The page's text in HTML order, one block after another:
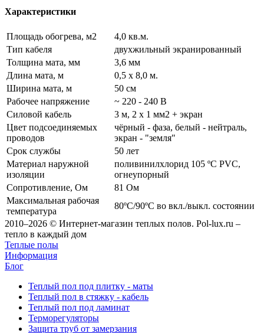
Характеристики
Площадь обогрева, м2
4,0 кв.м.
Тип кабеля
двухжильный экранированный
Толщина мата, мм
3,6 мм
Длина мата, м
0,5 х 8,0 м.
Ширина мата, м
50 см
Рабочее напряжение
~ 220 - 240 В
Силовой кабель
3 м, 2 х 1 мм2 + экран
Цвет подсоединяемых
проводов
чёрный - фаза, белый - нейтраль,
экран - "земля"
Срок службы
50 лет
Материал наружной
изоляции
поливинилхлорид 105 ºС PVC,
огнеупорный
Сопротивление, Ом
81 Ом
Максимальная рабочая
температура
80ºС/90ºС во вкл./выкл. состоянии
2010–2026 © Интернет-магазин теплых полов. Pol-lux.ru –
тепло в каждый дом
Теплые полы
Информация
Блог
Теплый пол под плитку - маты
Теплый пол в стяжку - кабель
Теплый пол под ламинат
Терморегуляторы
Защита труб от замерзания